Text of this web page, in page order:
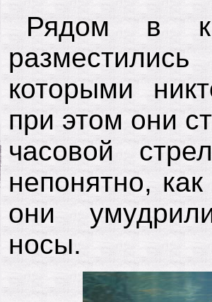
Рядом в
которыми
при этом они
часовой
непонятно,
они
носы.